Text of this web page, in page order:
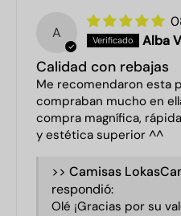
A
Alba
Calidad con rebajas
Me recomendaron esta
compraban mucho en
compra magnífica,
y estética superior ^^
>>
respondió:
Olé ¡Gracias por su